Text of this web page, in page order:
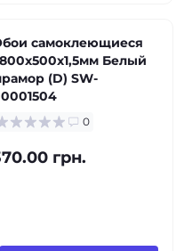
самоклеющиеся
Белый
(D) SW-
0
грн.